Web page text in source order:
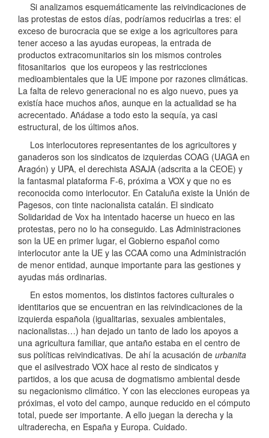
Si analizamos esquemáticamente las reivindicaciones de
las protestas de estos días, podríamos reducirlas a tres: el
exceso de burocracia que se exige a los agricultores para
tener acceso a las ayudas europeas, la entrada de
productos extracomunitarios sin los mismos controles
fitosanitarios que los europeos y las restricciones
medioambientales que la UE impone por razones climáticas.
La falta de relevo generacional no es algo nuevo, pues ya
existía hace muchos años, aunque en la actualidad se ha
acrecentado. Añádase a todo esto la sequía, ya casi
estructural, de los últimos años.
Los interlocutores representantes de los agricultores y
ganaderos son los sindicatos de izquierdas COAG (UAGA en
Aragón) y UPA, el derechista ASAJA (adscrita a la CEOE) y
la fantasmal plataforma F-6, próxima a VOX y que no es
reconocida como interlocutor. En Cataluña existe la Unión de
Pagesos, con tinte nacionalista catalán. El sindicato
Solidaridad de Vox ha intentado hacerse un hueco en las
protestas, pero no lo ha conseguido. Las Administraciones
son la UE en primer lugar, el Gobierno español como
interlocutor ante la UE y las CCAA como una Administración
de menor entidad, aunque importante para las gestiones y
ayudas más ordinarias.
En estos momentos, los distintos factores culturales o
identitarios que se encuentran en las reivindicaciones de la
izquierda española (igualitarias, sexuales ambientales,
nacionalistas…) han dejado un tanto de lado los apoyos a
una agricultura familiar, que antaño estaba en el centro de
sus políticas reivindicativas. De ahí la acusación de urbanita
que el asilvestrado VOX hace al resto de sindicatos y
partidos, a los que acusa de dogmatismo ambiental desde
su negacionismo climático. Y con las elecciones europeas ya
próximas, el voto del campo, aunque reducido en el cómputo
total, puede ser importante. A ello juegan la derecha y la
ultraderecha, en España y Europa. Cuidado.